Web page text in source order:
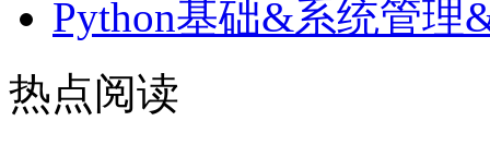
Python基础&系统管理
热点阅读